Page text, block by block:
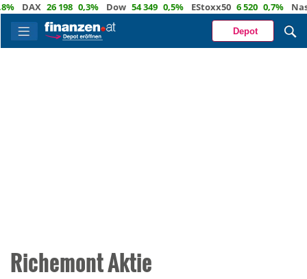
DAX 26 198 0,3% Dow 54 349 0,5% EStoxx50 6 520 0,7% Nasdaq
Depot
Richemont Aktie